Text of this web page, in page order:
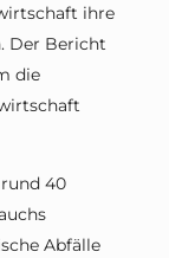
ihre
Der Bericht
die
40
Abfälle